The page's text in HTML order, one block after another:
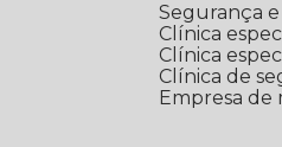
Segurança
Clínica
Clínica
Clínica de
Empresa